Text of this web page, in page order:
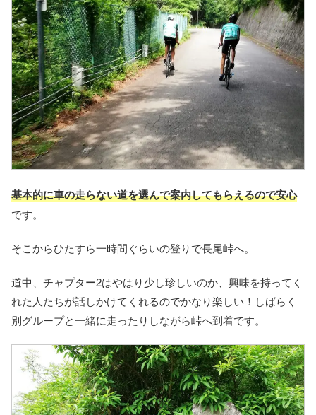
基本的に車の走らない道を選んで案内してもらえるので安心
です。
そこからひたすら一時間ぐらいの登りで長尾峠へ。
道中、チャプター2はやはり少し珍しいのか、興味を持ってく
れた人たちが話しかけてくれるのでかなり楽しい！しばらく
別グループと一緒に走ったりしながら峠へ到着です。